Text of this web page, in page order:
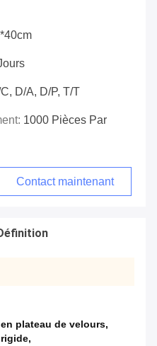
D/A, D/P, T/T
1000 Pièces Par
Contact maintenant
plateau de velours,
,